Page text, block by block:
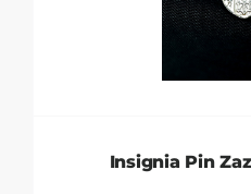
Insignia Pin